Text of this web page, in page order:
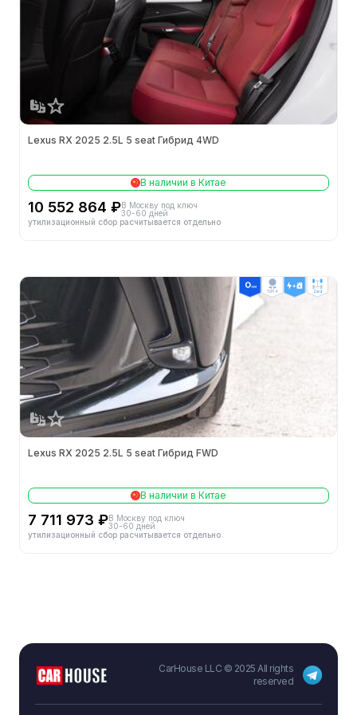
Объем багажника (л) 612
Минимальный радиус поворота 5.9m
Минимальный дорожный просвет (мм)
Способ открытия дверей
Двигатели
Конфигурация цилиндров L
Кол-во цилиндров (шт.)
Кол-во клапанов на цилиндр (шт.)
Октановое число топлива
Обороты макс. мощности (об/мин)
Объём (л)
Обороты макс. крутящего момента (об/мин)
Объём (мл) 2487
Модель двигателя
Макс. мощность (кВт) 139
Макс. мощность (л.с.) 189
Lexus RX 2025 2.5L 5 seat Гибрид 4WD
В наличии в Китае
10 552 864 ₽В Москву под ключ
30-60 дней
утилизационный сбор расчитывается отдельно
ТОП 4 2wd
Lexus RX 2025 2.5L 5 seat Гибрид FWD
В наличии в Китае
7 711 973 ₽В Москву под ключ
30-60 дней
утилизационный сбор расчитывается отдельно
CarHouse LLC © 2025 All rights
reserved